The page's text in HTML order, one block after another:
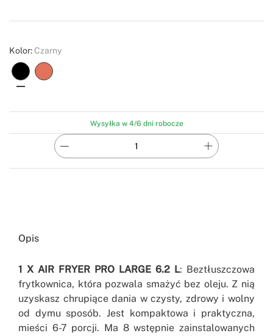
Create
Kolor: Czarny
Wysyłka w 4/6 dni robocze
Opis
1 X AIR FRYER PRO LARGE 6.2 L: Beztłuszczowa
frytkownica, która pozwala smażyć bez oleju. Z nią
uzyskasz chrupiące dania w czysty, zdrowy i wolny
od dymu sposób. Jest kompaktowa i praktyczna,
mieści 6-7 porcji. Ma 8 wstępnie zainstalowanych